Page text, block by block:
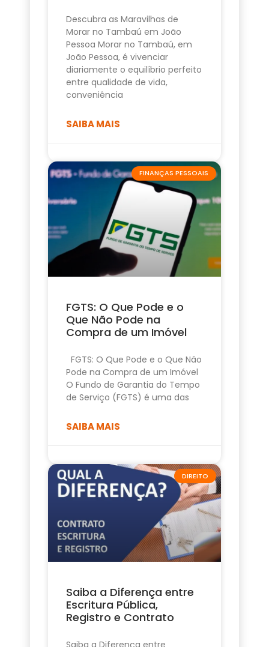
Descubra as Maravilhas de
Morar no Tambaú em João
Pessoa Morar no Tambaú, em
João Pessoa, é vivenciar
diariamente o equilíbrio perfeito
entre qualidade de vida,
conveniência
SAIBA MAIS
FINANÇAS PESSOAIS
FGTS: O Que Pode e o
Que Não Pode na
Compra de um Imóvel
FGTS: O Que Pode e o Que Não
Pode na Compra de um Imóvel
O Fundo de Garantia do Tempo
de Serviço (FGTS) é uma das
SAIBA MAIS
DIREITO
Saiba a Diferença entre
Escritura Pública,
Registro e Contrato
Saiba a Diferença entre